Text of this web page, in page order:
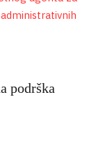
podrška